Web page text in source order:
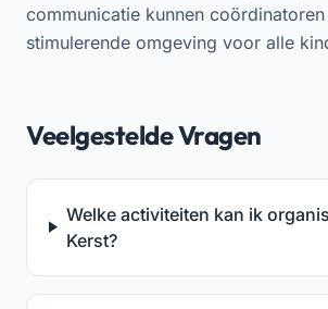
communicatie kunnen
stimulerende omgeving voor alle
Veelgestelde Vragen
Welke activiteiten kan ik
Kerst?